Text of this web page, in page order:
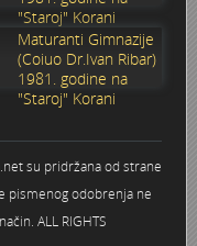
lipnja 1965. godine
"Staroj" Korani
Maturanti Gimnazije
(Coiuo Dr.Ivan Ribar)
1981. godine na
"Staroj" Korani
su pridržana od strane
pismenog odobrenja ne
ALL RIGHTS